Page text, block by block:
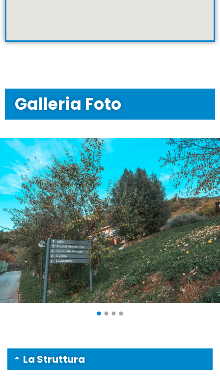
Galleria Foto
La Struttura